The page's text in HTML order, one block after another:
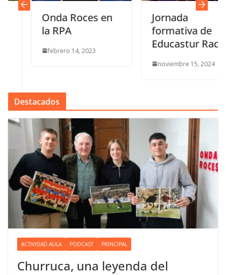
Onda Roces en
la RPA
febrero 14, 2023
Jornada
formativa de
Educastur Radio
noviembre 15, 2024
Destacados
ACTIVIDAD AULA PODCAST PRINCIPAL
Churruca, una leyenda del